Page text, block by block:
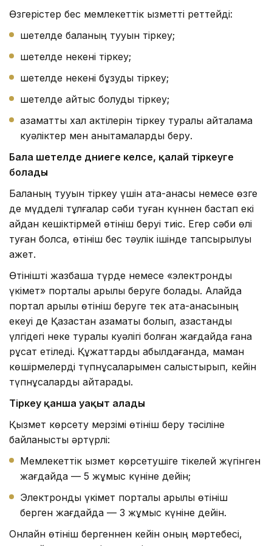
Өзгерістер бес мемлекеттік қызметті реттейді:
шетелде баланың тууын тіркеу;
шетелде некені тіркеу;
шетелде некені бұзуды тіркеу;
шетелде қайтыс болуды тіркеу;
азаматтық хал актілерін тіркеу туралы қайталама
куәліктер мен анықтамаларды беру.
Бала шетелде дүниеге келсе, қалай тіркеуге
болады
Баланың тууын тіркеу үшін ата-анасы немесе өзге
де мүдделі тұлғалар сәби туған күннен бастап екі
айдан кешіктірмей өтініш беруі тиіс. Егер сәби өлі
туған болса, өтініш бес тәулік ішінде тапсырылуы
қажет.
Өтінішті жазбаша түрде немесе «электрондық
үкімет» порталы арқылы беруге болады. Алайда
портал арқылы өтініш беруге тек ата-анасының
екеуі де Қазақстан азаматы болып, қазақстандық
үлгідегі неке туралы куәлігі болған жағдайда ғана
рұқсат етіледі. Құжаттарды қабылдағанда, маман
көшірмелерді түпнұсқаларымен салыстырып, кейін
түпнұсқаларды қайтарады.
Тіркеу қанша уақыт алады
Қызмет көрсету мерзімі өтініш беру тәсіліне
байланысты әртүрлі:
Мемлекеттік қызмет көрсетушіге тікелей жүгінген
жағдайда — 5 жұмыс күніне дейін;
Электрондық үкімет порталы арқылы өтініш
берген жағдайда — 3 жұмыс күніне дейін.
Онлайн өтініш бергеннен кейін оның мәртебесі,